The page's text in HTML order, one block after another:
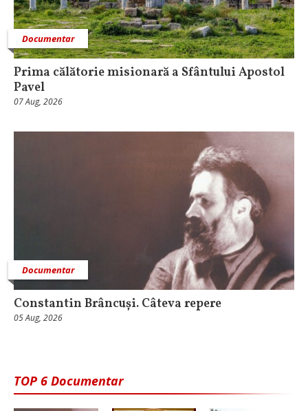
Documentar
Prima călătorie misionară a Sfântului Apostol
Pavel
07 Aug, 2026
Documentar
Constantin Brâncuși. Câteva repere
05 Aug, 2026
TOP 6 Documentar